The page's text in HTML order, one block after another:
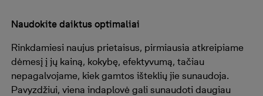
Naudokite daiktus optimaliai
Rinkdamiesi naujus prietaisus, pirmiausia atkreipiame
dėmesį į jų kainą, kokybę, efektyvumą, tačiau
nepagalvojame, kiek gamtos išteklių jie sunaudoja.
Pavyzdžiui, viena indaplovė gali sunaudoti daugiau